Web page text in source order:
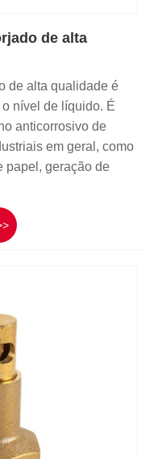
de alta
de alta qualidade é
nível de líquido. É
anticorrosivo de
em geral, como
papel, geração de